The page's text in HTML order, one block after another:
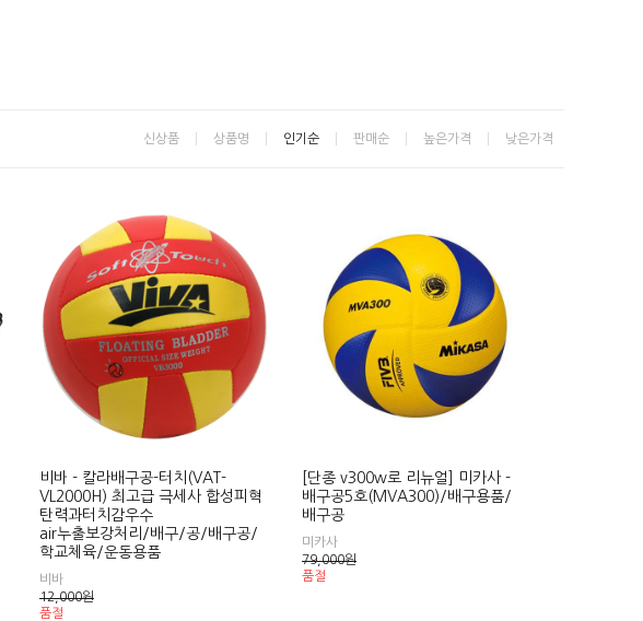
신상품 상품명 인기순 판매순 높은가격 낮은가격
비바 - 칼라배구공-터치(VAT-
VL2000H) 최고급 극세사 합성피혁
탄력과터치감우수
air누출보강처리/배구/공/배구공/
학교체육/운동용품
비바
12,000원
품절
[단종 v300w로 리뉴얼] 미카사 -
배구공5호(MVA300)/배구용품/
배구공
미카사
79,000원
품절